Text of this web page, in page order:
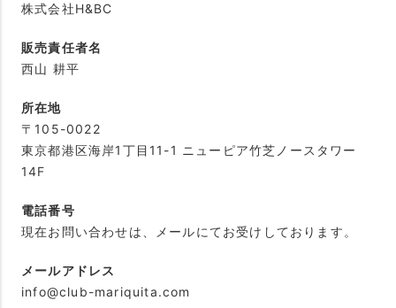
株式会社H&BC
販売責任者名
西山 耕平
所在地
〒105-0022
東京都港区海岸1丁目11-1 ニューピア竹芝ノースタワー
14F
電話番号
現在お問い合わせは、メールにてお受けしております。
メールアドレス
info@club-mariquita.com